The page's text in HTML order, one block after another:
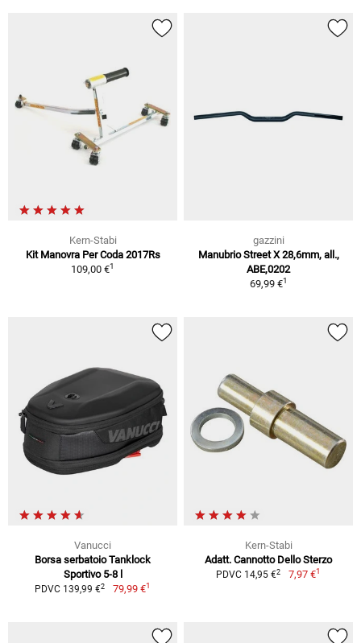
Kern-Stabi
Kit Manovra Per Coda 2017Rs
109,00 €1
gazzini
Manubrio Street X 28,6mm, all.,
ABE,0202
69,99 €1
Vanucci
Borsa serbatoio Tanklock
Sportivo 5-8 l
PDVC 139,99 €2 79,99 €1
Kern-Stabi
Adatt. Cannotto Dello Sterzo
PDVC 14,95 €2 7,97 €1